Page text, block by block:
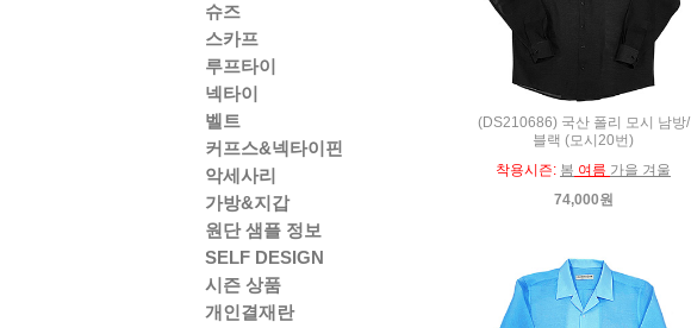
슈즈
스카프
루프타이
넥타이
벨트
커프스&넥타이핀
악세사리
가방&지갑
원단 샘플 정보
SELF DESIGN
시즌 상품
개인결재란
(DS210686) 국산 폴리 모시 남방/
블랙 (모시20번)
착용시즌: 봄 여름 가을 겨울
74,000원